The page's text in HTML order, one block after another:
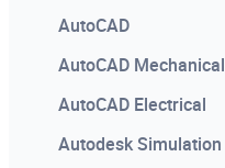
AutoCAD
AutoCAD Mechanical
AutoCAD Electrical
Autodesk Simulation